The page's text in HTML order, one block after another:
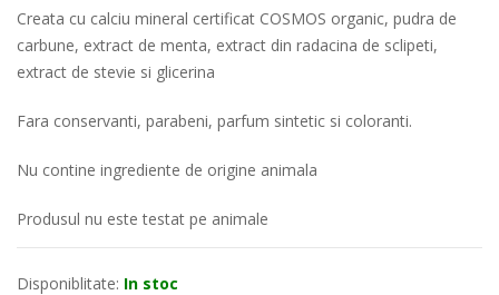
Creata cu calciu mineral certificat COSMOS organic, pudra de
carbune, extract de menta, extract din radacina de sclipeti,
extract de stevie si glicerina
Fara conservanti, parabeni, parfum sintetic si coloranti.
Nu contine ingrediente de origine animala
Produsul nu este testat pe animale
Disponiblitate: In stoc